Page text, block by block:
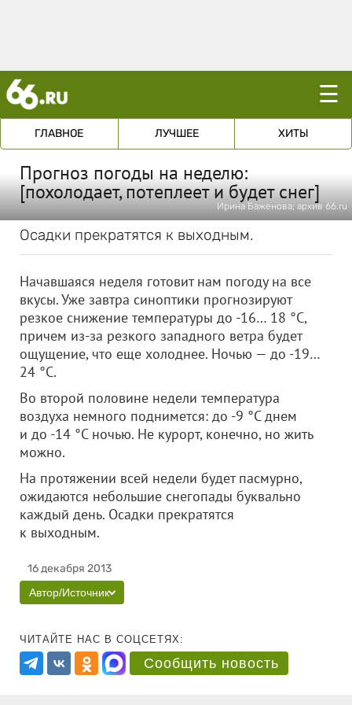
☰
ГЛАВНОЕ ЛУЧШЕЕ ХИТЫ
Прогноз погоды на неделю:
[похолодает, потеплеет и будет снег]
Ирина Баженова; архив 66.ru
Осадки прекратятся к выходным.
Начавшаяся неделя готовит нам погоду на все
вкусы. Уже завтра синоптики прогнозируют
резкое снижение температуры до -16… 18 °С,
причем из-за резкого западного ветра будет
ощущение, что еще холоднее. Ночью — до -19…
24 °С.
Во второй половине недели температура
воздуха немного поднимется: до -9 °С днем
и до -14 °С ночью. Не курорт, конечно, но жить
можно.
На протяжении всей недели будет пасмурно,
ожидаются небольшие снегопады буквально
каждый день. Осадки прекратятся
к выходным.
16 декабря 2013
Автор/Источник
ЧИТАЙТЕ НАС В СОЦСЕТЯХ:
Сообщить новость